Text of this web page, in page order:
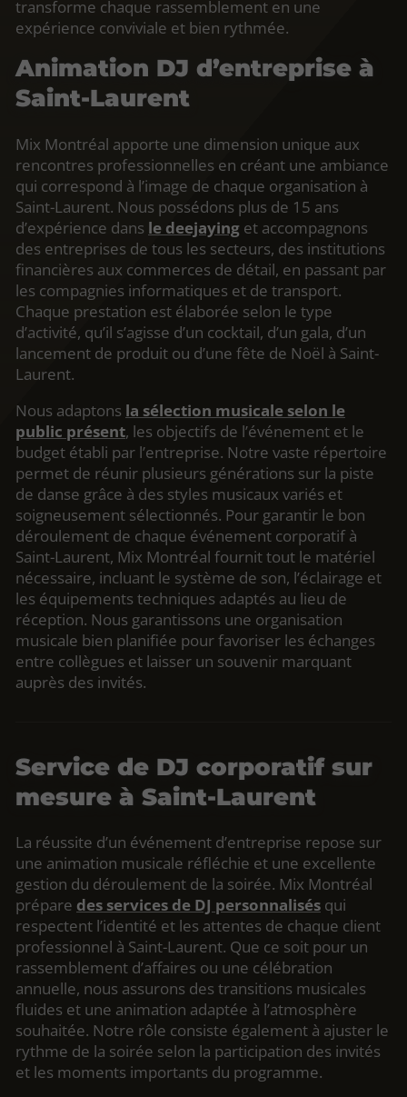
transforme chaque rassemblement en une
expérience conviviale et bien rythmée.
Animation DJ d’entreprise à
Saint-Laurent
Mix Montréal apporte une dimension unique aux
rencontres professionnelles en créant une ambiance
qui correspond à l’image de chaque organisation à
Saint-Laurent. Nous possédons plus de 15 ans
d’expérience dans le deejaying et accompagnons
des entreprises de tous les secteurs, des institutions
financières aux commerces de détail, en passant par
les compagnies informatiques et de transport.
Chaque prestation est élaborée selon le type
d’activité, qu’il s’agisse d’un cocktail, d’un gala, d’un
lancement de produit ou d’une fête de Noël à Saint-
Laurent.
Nous adaptons la sélection musicale selon le
public présent, les objectifs de l’événement et le
budget établi par l’entreprise. Notre vaste répertoire
permet de réunir plusieurs générations sur la piste
de danse grâce à des styles musicaux variés et
soigneusement sélectionnés. Pour garantir le bon
déroulement de chaque événement corporatif à
Saint-Laurent, Mix Montréal fournit tout le matériel
nécessaire, incluant le système de son, l’éclairage et
les équipements techniques adaptés au lieu de
réception. Nous garantissons une organisation
musicale bien planifiée pour favoriser les échanges
entre collègues et laisser un souvenir marquant
auprès des invités.
Service de DJ corporatif sur
mesure à Saint-Laurent
La réussite d’un événement d’entreprise repose sur
une animation musicale réfléchie et une excellente
gestion du déroulement de la soirée. Mix Montréal
prépare des services de DJ personnalisés qui
respectent l’identité et les attentes de chaque client
professionnel à Saint-Laurent. Que ce soit pour un
rassemblement d’affaires ou une célébration
annuelle, nous assurons des transitions musicales
fluides et une animation adaptée à l’atmosphère
souhaitée. Notre rôle consiste également à ajuster le
rythme de la soirée selon la participation des invités
et les moments importants du programme.